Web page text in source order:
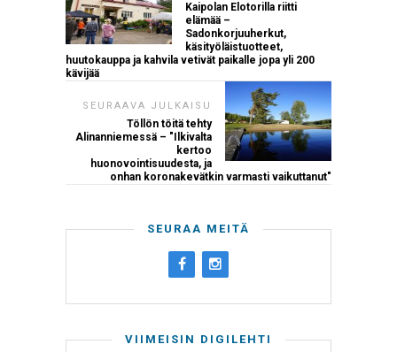
Kaipolan Elotorilla riitti
elämää –
Sadonkorjuuherkut,
käsityöläistuotteet,
huutokauppa ja kahvila vetivät paikalle jopa yli 200
kävijää
SEURAAVA JULKAISU
Töllön töitä tehty
Alinanniemessä – "Ilkivalta
kertoo
huonovointisuudesta, ja
onhan koronakevätkin varmasti vaikuttanut"
SEURAA MEITÄ
VIIMEISIN DIGILEHTI